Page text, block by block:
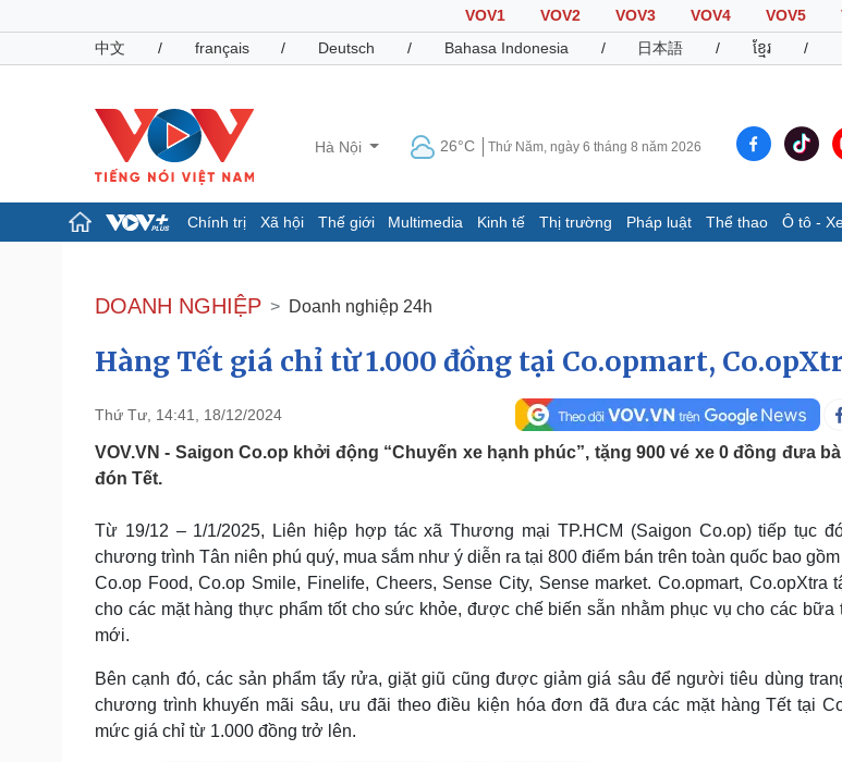
VOV1 VOV2 VOV3 VOV4 VOV5
中文
/ français / Deutsch / Bahasa Indonesia / 日本語 / ខ្មែរ /
Hà Nội 26°C Thứ Năm, ngày 6 tháng 8 năm 2026
Chính trị Xã hội Thế giới Multimedia Kinh tế Thị trường Pháp luật Thể thao Ô tô -
Đảng
Tổ chức nhân sự
Nhận diện sự thật
Tin 24h
Dự báo thời tiết
Dấu ấn VOV
Infographic
Pháp luật
Vụ án
Tư vấn luật
Quân sự - Quốc phòng
Phân tích
Thể thao
Thế giới thể thao
Hậu trường
Ô tô - Xe máy
Tư vấn
Sức khỏe
Dinh dưỡng - món ngon
Sản phụ khoa
Nhi khoa
Nam khoa
Đời sống
Tình yêu - Gia đình
Văn hóa
Âm nhạc
Di sản
Giải trí
Sao Việt
DOANH NGHIỆP Doanh nghiệp 24h
Hàng Tết giá chỉ từ 1.000 đồng tại Co.opmart,
Thứ Tư, 14:41, 18/12/2024
VOV.VN - Saigon Co.op khởi động “Chuyến xe hạnh phúc”, tặng 900 vé xe 0 đồng đưa
đón Tết.
Từ 19/12 – 1/1/2025, Liên hiệp hợp tác xã Thương mại TP.HCM (Saigon Co.op) tiếp tục
chương trình Tân niên phú quý, mua sắm như ý diễn ra tại 800 điểm bán trên toàn quốc bao
Co.op Food, Co.op Smile, Finelife, Cheers, Sense City, Sense market. Co.opmart, Co.opXtra
cho các mặt hàng thực phẩm tốt cho sức khỏe, được chế biến sẵn nhằm phục vụ cho các bữa
mới.
Bên cạnh đó, các sản phẩm tẩy rửa, giặt giũ cũng được giảm giá sâu để người tiêu dùng
chương trình khuyến mãi sâu, ưu đãi theo điều kiện hóa đơn đã đưa các mặt hàng Tết tại
mức giá chỉ từ 1.000 đồng trở lên.